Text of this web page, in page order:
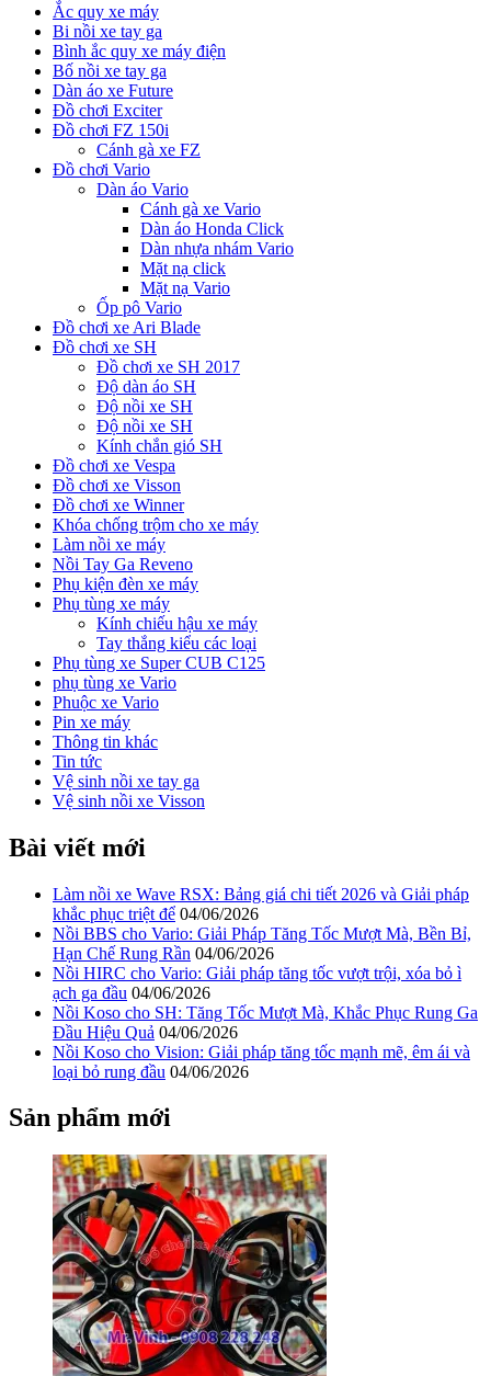
Ắc quy xe máy
Bi nồi xe tay ga
Bình ắc quy xe máy điện
Bố nồi xe tay ga
Dàn áo xe Future
Đồ chơi Exciter
Đồ chơi FZ 150i
Cánh gà xe FZ
Đồ chơi Vario
Dàn áo Vario
Cánh gà xe Vario
Dàn áo Honda Click
Dàn nhựa nhám Vario
Mặt nạ click
Mặt nạ Vario
Ốp pô Vario
Đồ chơi xe Ari Blade
Đồ chơi xe SH
Đồ chơi xe SH 2017
Độ dàn áo SH
Độ nồi xe SH
Độ nồi xe SH
Kính chắn gió SH
Đồ chơi xe Vespa
Đồ chơi xe Visson
Đồ chơi xe Winner
Khóa chống trộm cho xe máy
Làm nồi xe máy
Nồi Tay Ga Reveno
Phụ kiện đèn xe máy
Phụ tùng xe máy
Kính chiếu hậu xe máy
Tay thắng kiểu các loại
Phụ tùng xe Super CUB C125
phụ tùng xe Vario
Phuộc xe Vario
Pin xe máy
Thông tin khác
Tin tức
Vệ sinh nồi xe tay ga
Vệ sinh nồi xe Visson
Bài viết mới
Làm nồi xe Wave RSX: Bảng giá chi tiết 2026 và Giải pháp
khắc phục triệt để 04/06/2026
Nồi BBS cho Vario: Giải Pháp Tăng Tốc Mượt Mà, Bền Bỉ,
Hạn Chế Rung Rần 04/06/2026
Nồi HIRC cho Vario: Giải pháp tăng tốc vượt trội, xóa bỏ ì
ạch ga đầu 04/06/2026
Nồi Koso cho SH: Tăng Tốc Mượt Mà, Khắc Phục Rung Ga
Đầu Hiệu Quả 04/06/2026
Nồi Koso cho Vision: Giải pháp tăng tốc mạnh mẽ, êm ái và
loại bỏ rung đầu 04/06/2026
Sản phẩm mới